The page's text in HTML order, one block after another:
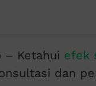
– Ketahui efek
dan